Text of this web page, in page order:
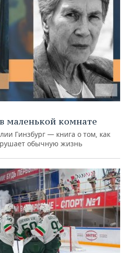
маленькой комнате
Гинзбург — книга о том, как
обычную жизнь